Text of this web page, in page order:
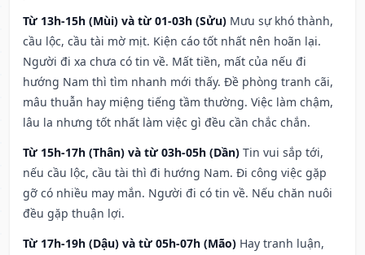
Từ 13h-15h (Mùi) và từ 01-03h (Sửu) Mưu sự khó thành,
cầu lộc, cầu tài mờ mịt. Kiện cáo tốt nhất nên hoãn lại.
Người đi xa chưa có tin về. Mất tiền, mất của nếu đi
hướng Nam thì tìm nhanh mới thấy. Đề phòng tranh cãi,
mâu thuẫn hay miệng tiếng tầm thường. Việc làm chậm,
lâu la nhưng tốt nhất làm việc gì đều cần chắc chắn.
Từ 15h-17h (Thân) và từ 03h-05h (Dần) Tin vui sắp tới,
nếu cầu lộc, cầu tài thì đi hướng Nam. Đi công việc gặp
gỡ có nhiều may mắn. Người đi có tin về. Nếu chăn nuôi
đều gặp thuận lợi.
Từ 17h-19h (Dậu) và từ 05h-07h (Mão) Hay tranh luận,